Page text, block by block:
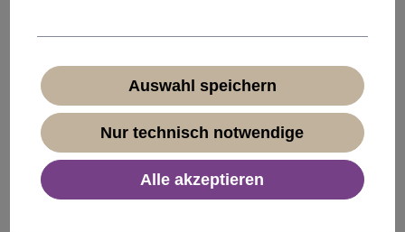
Tierperücken
Steinzeit
Auswahl speichern
Nur technisch notwendige
Alle akzeptieren